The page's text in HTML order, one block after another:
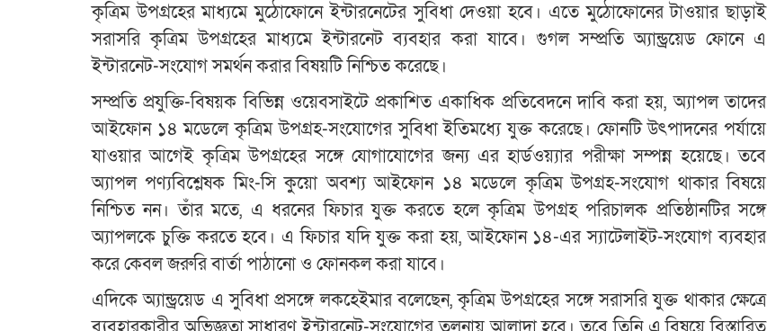
কৃত্রিম উপগ্রহের মাধ্যমে মুঠোফোনে ইন্টারনেটের সুবিধা দেওয়া হবে। এতে মুঠোফোনের টাওয়ার ছাড়াই
সরাসরি কৃত্রিম উপগ্রহের মাধ্যমে ইন্টারনেট ব্যবহার করা যাবে। গুগল সম্প্রতি অ্যান্ড্রয়েড ফোনে এ
ইন্টারনেট-সংযোগ সমর্থন করার বিষয়টি নিশ্চিত করেছে।
সম্প্রতি প্রযুক্তি-বিষয়ক বিভিন্ন ওয়েবসাইটে প্রকাশিত একাধিক প্রতিবেদনে দাবি করা হয়, অ্যাপল তাদের
আইফোন ১৪ মডেলে কৃত্রিম উপগ্রহ-সংযোগের সুবিধা ইতিমধ্যে যুক্ত করেছে। ফোনটি উৎপাদনের পর্যায়ে
যাওয়ার আগেই কৃত্রিম উপগ্রহের সঙ্গে যোগাযোগের জন্য এর হার্ডওয়্যার পরীক্ষা সম্পন্ন হয়েছে। তবে
অ্যাপল পণ্যবিশ্লেষক মিং-সি কুয়ো অবশ্য আইফোন ১৪ মডেলে কৃত্রিম উপগ্রহ-সংযোগ থাকার বিষয়ে
নিশ্চিত নন। তাঁর মতে, এ ধরনের ফিচার যুক্ত করতে হলে কৃত্রিম উপগ্রহ পরিচালক প্রতিষ্ঠানটির সঙ্গে
অ্যাপলকে চুক্তি করতে হবে। এ ফিচার যদি যুক্ত করা হয়, আইফোন ১৪-এর স্যাটেলাইট-সংযোগ ব্যবহার
করে কেবল জরুরি বার্তা পাঠানো ও ফোনকল করা যাবে।
এদিকে অ্যান্ড্রয়েড এ সুবিধা প্রসঙ্গে লকহেইমার বলেছেন, কৃত্রিম উপগ্রহের সঙ্গে সরাসরি যুক্ত থাকার ক্ষেত্রে